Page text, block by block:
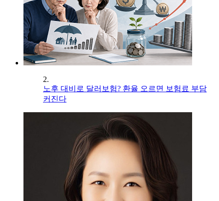
2.
노후 대비로 달러보험? 환율 오르면 보험료 부담
커진다